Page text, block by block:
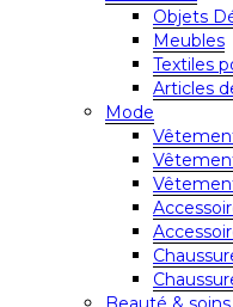
Objets
Meubles
Textiles
Articles
Mode